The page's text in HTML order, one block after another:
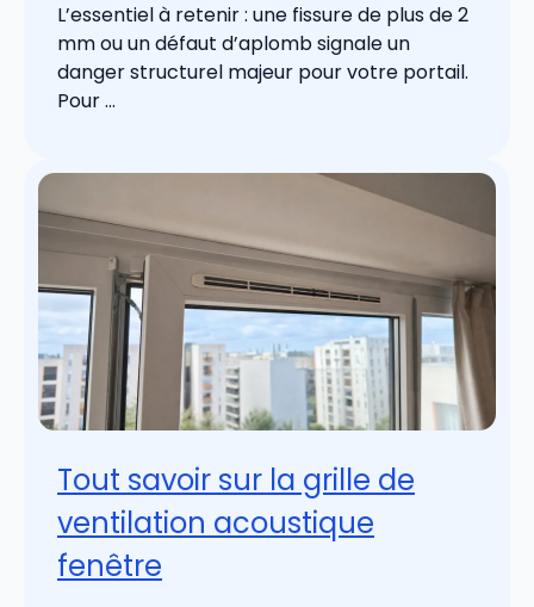
L’essentiel à retenir : une fissure de plus de 2
mm ou un défaut d’aplomb signale un
danger structurel majeur pour votre portail.
Pour ...
Tout savoir sur la grille de
ventilation acoustique
fenêtre